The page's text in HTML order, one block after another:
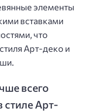
элементы
вставками
что
Арт-деко и
всего
стиле Арт-